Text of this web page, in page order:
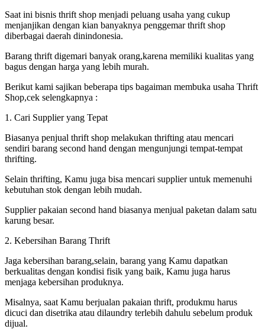
Saat ini bisnis thrift shop menjadi peluang usaha yang cukup
menjanjikan dengan kian banyaknya penggemar thrift shop
diberbagai daerah dinindonesia.
Barang thrift digemari banyak orang,karena memiliki kualitas yang
bagus dengan harga yang lebih murah.
Berikut kami sajikan beberapa tips bagaiman membuka usaha Thrift
Shop,cek selengkapnya :
1. Cari Supplier yang Tepat
Biasanya penjual thrift shop melakukan thrifting atau mencari
sendiri barang second hand dengan mengunjungi tempat-tempat
thrifting.
Selain thrifting, Kamu juga bisa mencari supplier untuk memenuhi
kebutuhan stok dengan lebih mudah.
Supplier pakaian second hand biasanya menjual paketan dalam satu
karung besar.
2. Kebersihan Barang Thrift
Jaga kebersihan barang,selain, barang yang Kamu dapatkan
berkualitas dengan kondisi fisik yang baik, Kamu juga harus
menjaga kebersihan produknya.
Misalnya, saat Kamu berjualan pakaian thrift, produkmu harus
dicuci dan disetrika atau dilaundry terlebih dahulu sebelum produk
dijual.